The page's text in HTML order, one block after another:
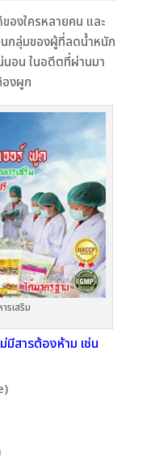
องใครหลายคน และ
กลุ่มของผู้ที่ลดน้ำหนัก
นอน ในอดีตที่ผ่านมา
องผูก
รเสริม
สารต้องห้าม เช่น